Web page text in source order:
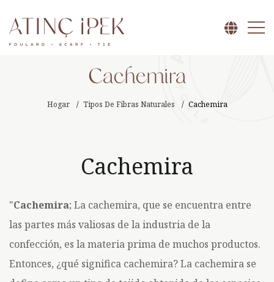
Cachemira
Hogar Tipos De Fibras Naturales Cachemira
Cachemira
"Cachemira; La cachemira, que se encuentra entre
las partes más valiosas de la industria de la
confección, es la materia prima de muchos productos.
Entonces, ¿qué significa cachemira? La cachemira se